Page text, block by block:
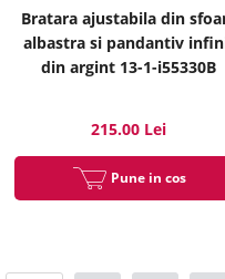
Bratara ajustabila din
albastra si pandantiv
din argint 13-1-i55330B
215.00 Lei
Pune in cos